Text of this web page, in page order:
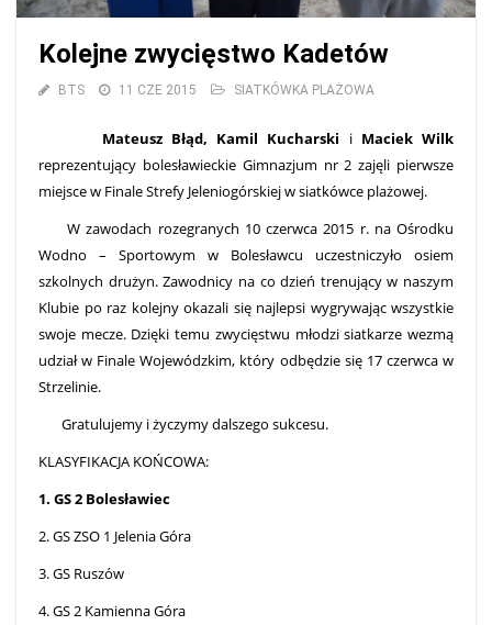
Kolejne zwycięstwo Kadetów
BTS 11 CZE 2015 SIATKÓWKA PLAŻOWA
Mateusz Błąd, Kamil Kucharski i Maciek Wilk
reprezentujący bolesławieckie Gimnazjum nr 2 zajęli pierwsze
miejsce w Finale Strefy Jeleniogórskiej w siatkówce plażowej.
W zawodach rozegranych 10 czerwca 2015 r. na Ośrodku
Wodno – Sportowym w Bolesławcu uczestniczyło osiem
szkolnych drużyn. Zawodnicy na co dzień trenujący w naszym
Klubie po raz kolejny okazali się najlepsi wygrywając wszystkie
swoje mecze. Dzięki temu zwycięstwu młodzi siatkarze wezmą
udział w Finale Wojewódzkim, który odbędzie się 17 czerwca w
Strzelinie.
Gratulujemy i życzymy dalszego sukcesu.
KLASYFIKACJA KOŃCOWA:
1. GS 2 Bolesławiec
2. GS ZSO 1 Jelenia Góra
3. GS Ruszów
4. GS 2 Kamienna Góra